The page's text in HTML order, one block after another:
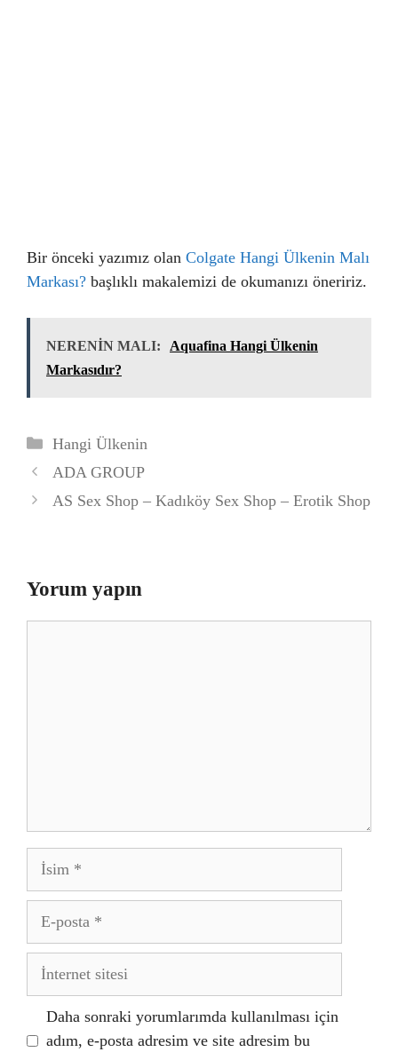
Bir önceki yazımız olan Colgate Hangi Ülkenin Malı
Markası? başlıklı makalemizi de okumanızı öneririz.
NERENİN MALI:
Aquafina Hangi Ülkenin
Markasıdır?
Kategoriler
Hangi Ülkenin
ADA GROUP
AS Sex Shop – Kadıköy Sex Shop – Erotik Shop
Yorum yapın
İsim
posta
İnternet
Daha sonraki yorumlarımda kullanılması için
adım, e-posta adresim ve site adresim bu